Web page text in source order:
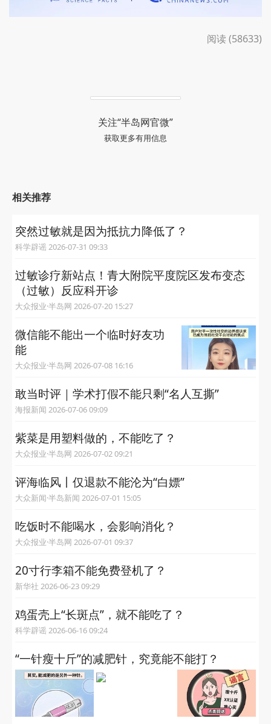
阅读 (58633)
关注“半岛网官微”
获取更多有用信息
相关推荐
突然过敏就是因为抵抗力降低了？
科学辟谣 2026-07-31 09:33
过敏诊疗新站点！青大附院平度院区发布变态
（过敏）反应科开诊
大众报业·半岛网 2026-07-20 15:27
微信能不能出一个临时好友功
能
大众报业·半岛网 2026-07-08 16:16
敢当时评｜学术打假不能只剩“名人互撕”
海报新闻 2026-07-06 09:09
紫菜是用塑料做的，不能吃了？
大众报业·半岛网 2026-07-02 09:21
评海临风丨仅退款不能沦为“白嫖”
大众新闻·半岛新闻 2026-07-01 15:05
吃饭时不能喝水，会影响消化？
大众报业·半岛网 2026-07-01 09:37
20寸行李箱不能免费登机了？
新华社 2026-06-23 09:29
鸡蛋壳上“长斑点”，就不能吃了？
科学辟谣 2026-06-16 09:24
“一针瘦十斤”的减肥针，究竟能不能打？